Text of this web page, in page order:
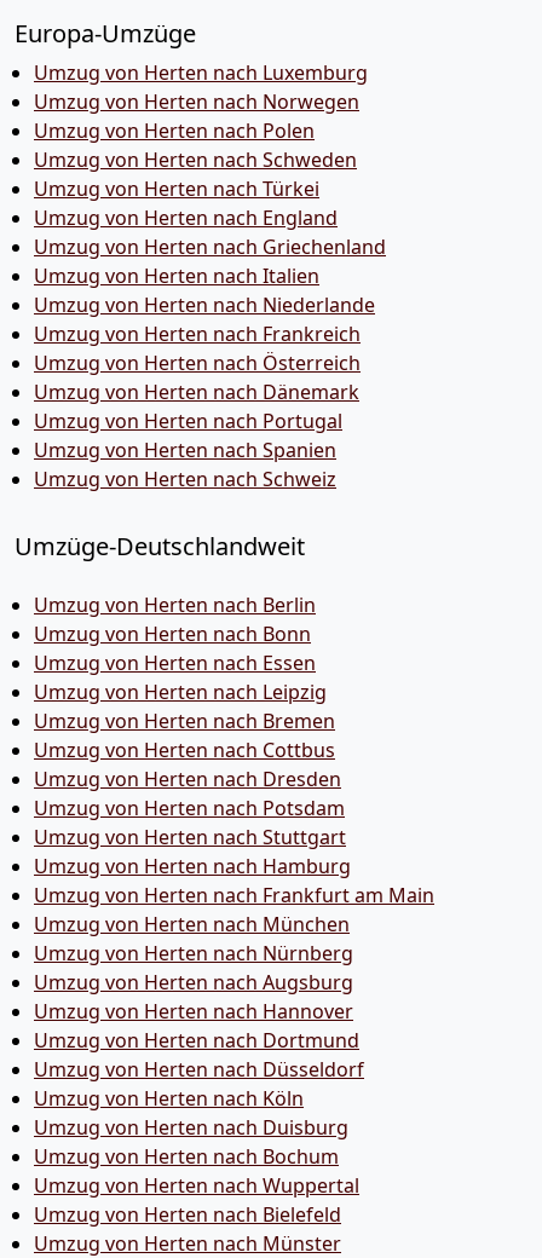
Europa-Umzüge
Umzug von Herten nach Luxemburg
Umzug von Herten nach Norwegen
Umzug von Herten nach Polen
Umzug von Herten nach Schweden
Umzug von Herten nach Türkei
Umzug von Herten nach England
Umzug von Herten nach Griechenland
Umzug von Herten nach Italien
Umzug von Herten nach Niederlande
Umzug von Herten nach Frankreich
Umzug von Herten nach Österreich
Umzug von Herten nach Dänemark
Umzug von Herten nach Portugal
Umzug von Herten nach Spanien
Umzug von Herten nach Schweiz
Umzüge-Deutschlandweit
Umzug von Herten nach Berlin
Umzug von Herten nach Bonn
Umzug von Herten nach Essen
Umzug von Herten nach Leipzig
Umzug von Herten nach Bremen
Umzug von Herten nach Cottbus
Umzug von Herten nach Dresden
Umzug von Herten nach Potsdam
Umzug von Herten nach Stuttgart
Umzug von Herten nach Hamburg
Umzug von Herten nach Frankfurt am Main
Umzug von Herten nach München
Umzug von Herten nach Nürnberg
Umzug von Herten nach Augsburg
Umzug von Herten nach Hannover
Umzug von Herten nach Dortmund
Umzug von Herten nach Düsseldorf
Umzug von Herten nach Köln
Umzug von Herten nach Duisburg
Umzug von Herten nach Bochum
Umzug von Herten nach Wuppertal
Umzug von Herten nach Bielefeld
Umzug von Herten nach Münster